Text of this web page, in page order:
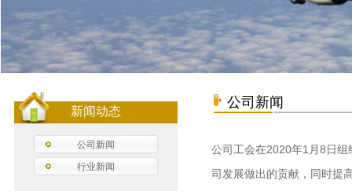
新闻动态
公司新闻
行业新闻
公司新闻
公司工会在2020年1月8日组
司发展做出的贡献，同时提